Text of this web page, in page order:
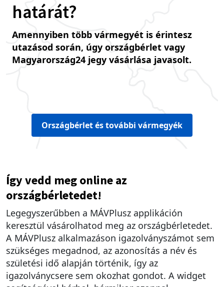
határát?
Amennyiben több vármegyét is érintesz
utazásod során, úgy országbérlet vagy
Magyarország24 jegy vásárlása javasolt.
Országbérlet és további vármegyék
Így vedd meg online az
országbérletedet!
Legegyszerűbben a MÁVPlusz applikáción
keresztül vásárolhatod meg az országbérletedet.
A MÁVPlusz alkalmazáson igazolványszámot sem
szükséges megadnod, az azonosítás a név és
születési idő alapján történik, így az
igazolványcsere sem okozhat gondot. A widget